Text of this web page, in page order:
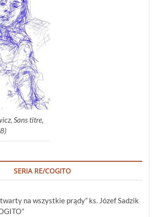
Sans titre,
SERIA RE/COGITO
na wszystkie prądy” ks. Józef Sadzik